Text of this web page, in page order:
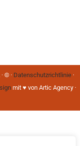
© · Datenschutzrichtlinie·
mit ♥️ von Artic Agency ·